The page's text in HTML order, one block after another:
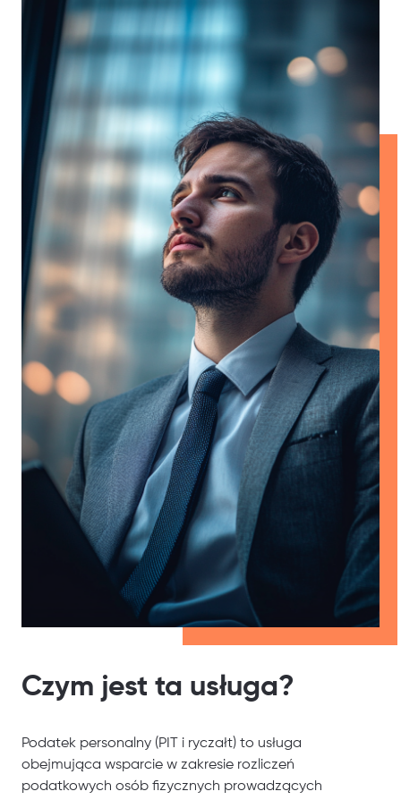
Czym jest ta usługa?
Podatek personalny (PIT i ryczałt) to usługa
obejmująca wsparcie w zakresie rozliczeń
podatkowych osób fizycznych prowadzących